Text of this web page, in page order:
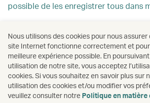
possible de les enregistrer tous dans
Pourquoi mon ami peut-il ajouter sa
ultérieurement, alors que je ne peux
J’ai oublié d’ajouter mon numéro de
Nous utilisons des cookies pour nous assurer
site Internet fonctionne correctement et
meilleure expérience possible. En
utilisation de notre site, vous acceptez
cookies. Si vous souhaitez en savoir plus sur
utilisation des cookies et/ou modifier vos
veuillez consulter notre Politique en matière